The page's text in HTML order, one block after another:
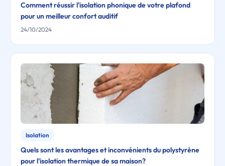
Comment réussir l'isolation phonique de votre plafond
pour un meilleur confort auditif
24/10/2024
Isolation
Quels sont les avantages et inconvénients du polystyrène
pour l'isolation thermique de sa maison?